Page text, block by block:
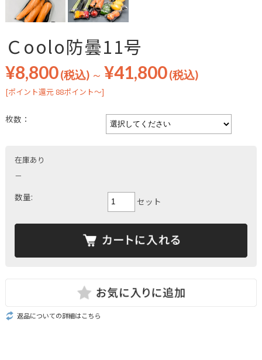
Ｃoolo防曇11号
¥8,800(税込) ～ ¥41,800(税込)
[ポイント還元 88ポイント～]
枚数：
在庫あり
－
数量: セット
返品についての詳細はこちら